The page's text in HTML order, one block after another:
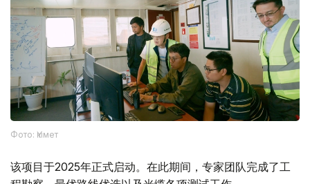
Фото: Үкімет
该项目于2025年正式启动。在此期间，专家团队完成了工